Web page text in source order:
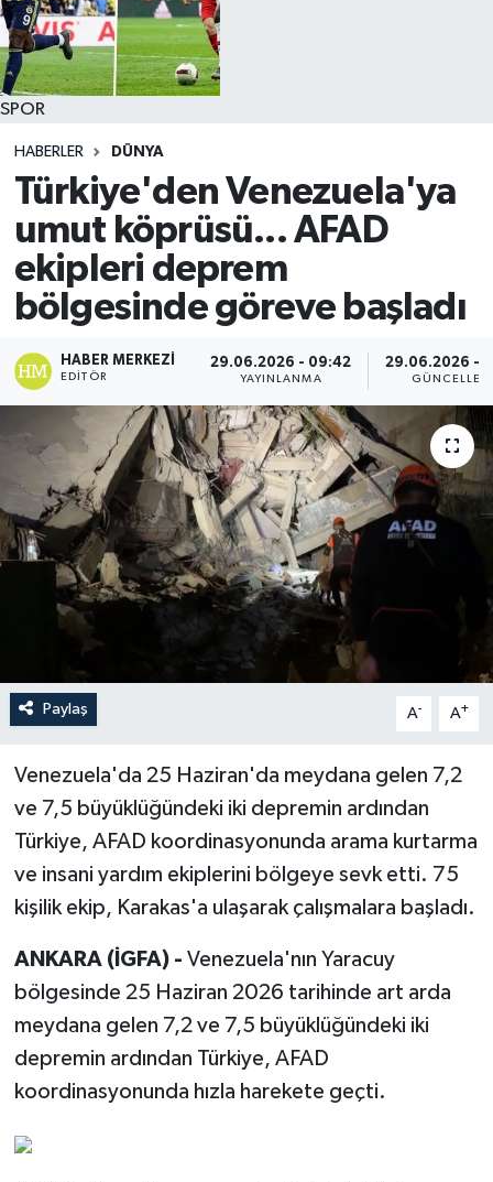
SPOR
HABERLER DÜNYA
Türkiye'den Venezuela'ya
umut köprüsü... AFAD
ekipleri deprem
bölgesinde göreve başladı
HABER MERKEZI
EDITÖR
29.06.2026 - 09:42
YAYINLANMA
29.06.2026 -
Paylaş A- A+
Venezuela'da 25 Haziran'da meydana gelen 7,2
ve 7,5 büyüklüğündeki iki depremin ardından
Türkiye, AFAD koordinasyonunda arama kurtarma
ve insani yardım ekiplerini bölgeye sevk etti. 75
kişilik ekip, Karakas'a ulaşarak çalışmalara başladı.
ANKARA (İGFA) - Venezuela'nın Yaracuy
bölgesinde 25 Haziran 2026 tarihinde art arda
meydana gelen 7,2 ve 7,5 büyüklüğündeki iki
depremin ardından Türkiye, AFAD
koordinasyonunda hızla harekete geçti.